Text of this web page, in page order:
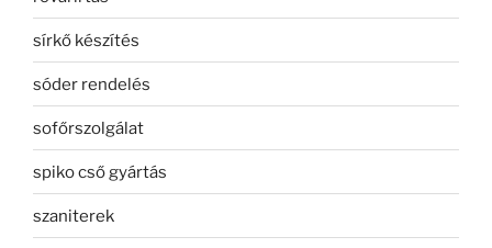
sírkő készítés
sóder rendelés
sofőrszolgálat
spiko cső gyártás
szaniterek